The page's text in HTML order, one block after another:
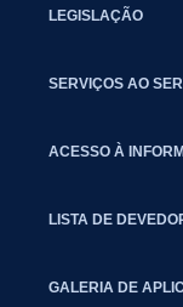
LEGISLAÇÃO
SERVIÇOS AO
ACESSO À
LISTA DE
GALERIA DE